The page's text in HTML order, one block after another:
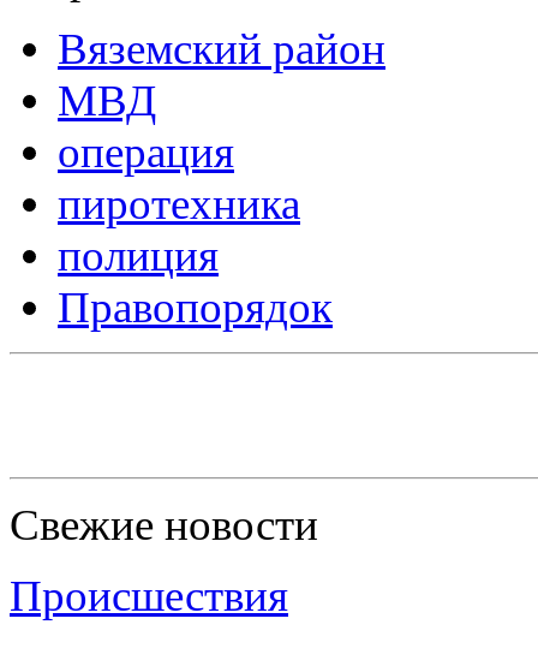
Вяземский район
МВД
операция
пиротехника
полиция
Правопорядок
Свежие новости
Происшествия